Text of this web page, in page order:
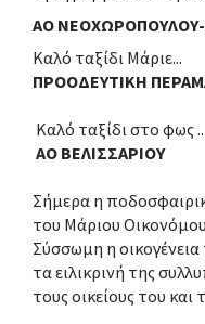
ΑΟ
Καλό ταξίδι Μάριε...
ΠΡΟΟΔΕΥΤΙΚΗ
Καλό ταξίδι στο φως
ΑΟ ΒΕΛΙΣΣΑΡΙΟΥ
Σήμερα η
του Μάριου Οικονόμου
Σύσσωμη η
τα ειλικρινή της
τους οικείους του και